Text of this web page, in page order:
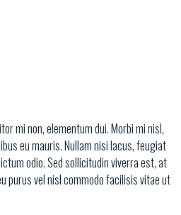
mi non, elementum dui. Morbi mi nisl,
eu mauris. Nullam nisi lacus, feugiat
odio. Sed sollicitudin viverra est, at
purus vel nisl commodo facilisis vitae ut